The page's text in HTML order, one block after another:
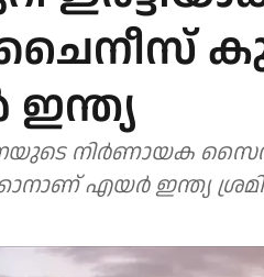
നിര്‍ണായക
എയര്‍ ഇന്ത്യ